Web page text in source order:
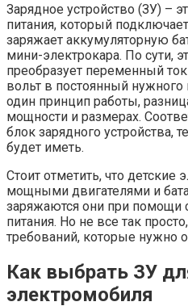
Зарядное устройство (ЗУ) –
питания, который
заряжает аккумуляторную
мини-электрокара. По сути,
преобразует переменный
вольт в постоянный
один принцип работы,
мощности и размерах.
блок зарядного устройства,
будет иметь.
Стоит отметить, что
мощными двигателями и
заряжаются они при
питания. Но не все так
требований, которые нужно
Как выбрать ЗУ
электромобиля